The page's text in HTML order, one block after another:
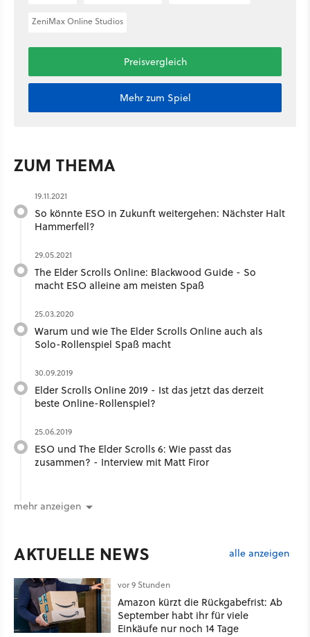
ZeniMax Online Studios
Preisvergleich
Mehr zum Spiel
ZUM THEMA
19.11.2021
So könnte ESO in Zukunft weitergehen: Nächster Halt
Hammerfell?
29.05.2021
The Elder Scrolls Online: Blackwood Guide - So
macht ESO alleine am meisten Spaß
25.03.2020
Warum und wie The Elder Scrolls Online auch als
Solo-Rollenspiel Spaß macht
30.09.2019
Elder Scrolls Online 2019 - Ist das jetzt das derzeit
beste Online-Rollenspiel?
25.06.2019
ESO und The Elder Scrolls 6: Wie passt das
zusammen? - Interview mit Matt Firor
mehr anzeigen
AKTUELLE NEWS alle anzeigen
vor 9 Stunden
Amazon kürzt die Rückgabefrist: Ab
September habt ihr für viele
Einkäufe nur noch 14 Tage